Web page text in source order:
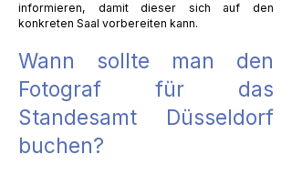
informieren, damit dieser sich auf den
konkreten Saal vorbereiten kann.
Wann sollte man den
Fotograf für das
Standesamt Düsseldorf
buchen?